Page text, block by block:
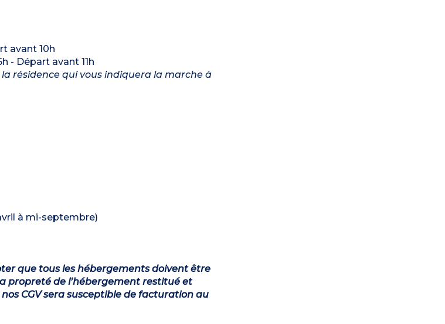
avant 10h
- Départ avant 11h
résidence qui vous indiquera la marche à
à mi-septembre)
que tous les hébergements doivent être
propreté de l’hébergement restitué et
CGV sera susceptible de facturation au